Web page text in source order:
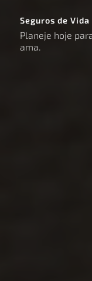
Seguros de Vida
Planeje hoje
ama.